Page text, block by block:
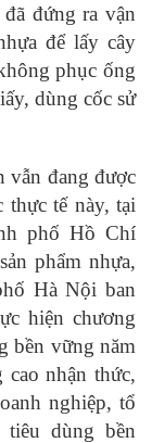
đứng ra vận
để lấy cây
phục ống
dùng cốc sử
vẫn đang được
thực tế này, tại
phố Hồ Chí
phẩm nhựa,
Hà Nội ban
hiện chương
bền vững năm
nhận thức,
nghiệp, tổ
dùng bền